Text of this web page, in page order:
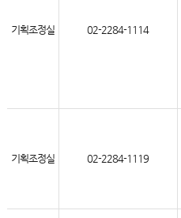
기획조정실 02-2284-1114
기획조정실 02-2284-1119